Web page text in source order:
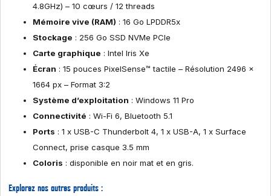
4.8GHz) – 10 cœurs / 12 threads
Mémoire vive (RAM) : 16 Go LPDDR5x
Stockage : 256 Go SSD NVMe PCIe
Carte graphique : Intel Iris Xe
Écran : 15 pouces PixelSense™ tactile – Résolution 2496 x
1664 px – Format 3:2
Système d’exploitation : Windows 11 Pro
Connectivité : Wi-Fi 6, Bluetooth 5.1
Ports : 1 x USB-C Thunderbolt 4, 1 x USB-A, 1 x Surface
Connect, prise casque 3.5 mm
Coloris : disponible en noir mat et en gris.
Explorez nos autres produits :